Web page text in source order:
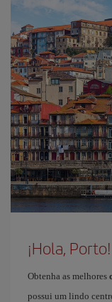
¡Hola, Porto!
Obtenha as melhores
possui um lindo